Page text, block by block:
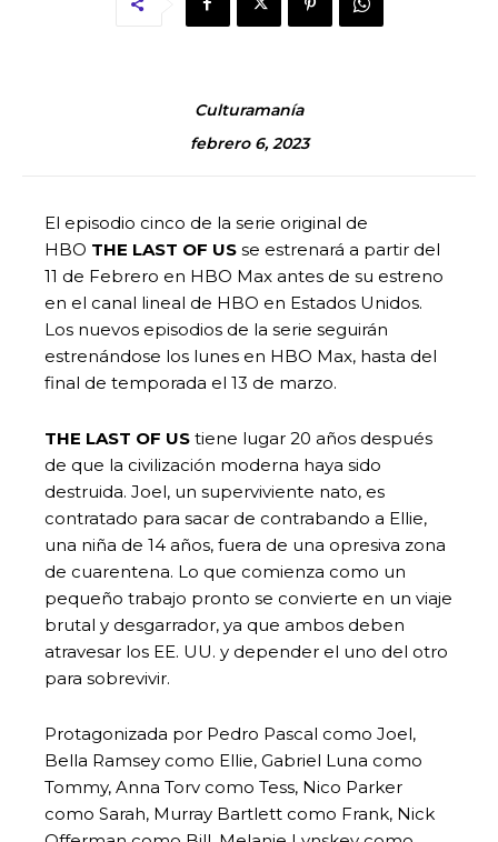
Culturamanía
febrero 6, 2023
El episodio cinco de la serie original de
HBO THE LAST OF US se estrenará a partir del
11 de Febrero en HBO Max antes de su estreno
en el canal lineal de HBO en Estados Unidos.
Los nuevos episodios de la serie seguirán
estrenándose los lunes en HBO Max, hasta del
final de temporada el 13 de marzo.
THE LAST OF US tiene lugar 20 años después
de que la civilización moderna haya sido
destruida. Joel, un superviviente nato, es
contratado para sacar de contrabando a Ellie,
una niña de 14 años, fuera de una opresiva zona
de cuarentena. Lo que comienza como un
pequeño trabajo pronto se convierte en un viaje
brutal y desgarrador, ya que ambos deben
atravesar los EE. UU. y depender el uno del otro
para sobrevivir.
Protagonizada por Pedro Pascal como Joel,
Bella Ramsey como Ellie, Gabriel Luna como
Tommy, Anna Torv como Tess, Nico Parker
como Sarah, Murray Bartlett como Frank, Nick